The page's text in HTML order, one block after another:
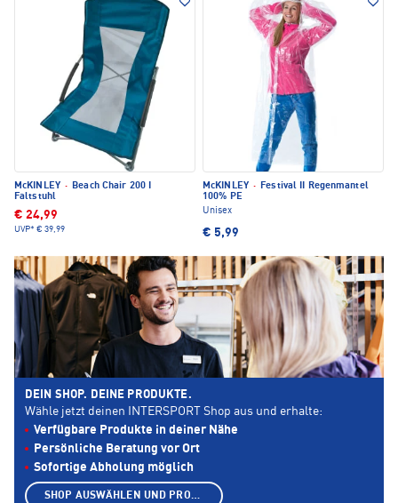
McKINLEY ·
Beach Chair 200 I
Faltstuhl
€ 24,99
UVP* € 39,99
McKINLEY ·
Festival II Regenmantel
100% PE
Unisex
€ 5,99
DEIN SHOP. DEINE PRODUKTE.
Wähle jetzt deinen INTERSPORT Shop aus und erhalte:
Verfügbare Produkte in deiner Nähe
Persönliche Beratung vor Ort
Sofortige Abholung möglich
SHOP AUSWÄHLEN UND PRODUKTE ANZEIGEN